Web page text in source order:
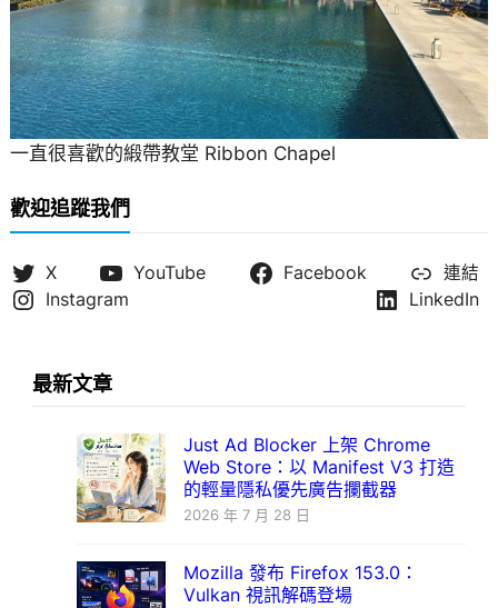
一直很喜歡的緞帶教堂 Ribbon Chapel
歡迎追蹤我們
X YouTube Facebook
連結
Instagram
LinkedIn
最新文章
Just Ad Blocker 上架 Chrome
Web Store：以 Manifest V3 打造
的輕量隱私優先廣告攔截器
2026 年 7 月 28 日
Mozilla 發布 Firefox 153.0：
Vulkan 視訊解碼登場